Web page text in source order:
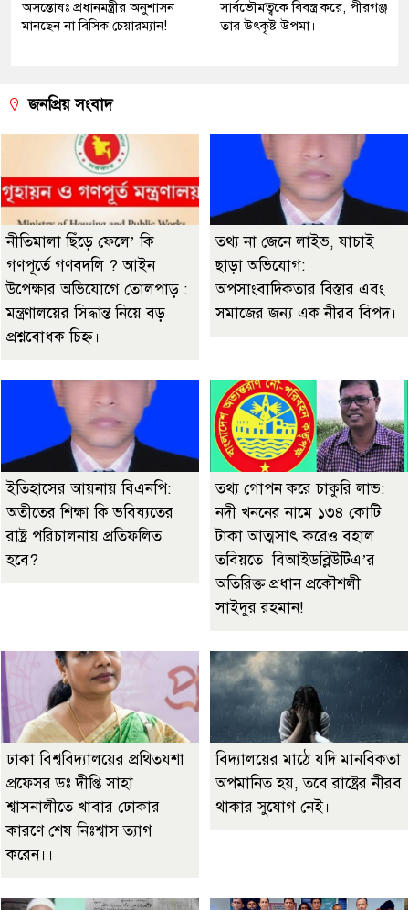
অসন্তোষঃ প্রধানমন্ত্রীর অনুশাসন
মানছেন না বিসিক চেয়ারম্যান!
সার্বভৌমত্বকে বিবস্ত্র করে, পীরগঞ্জ
তার উৎকৃষ্ট উপমা।
জনপ্রিয় সংবাদ
নীতিমালা ছিঁড়ে ফেলে’ কি
গণপূর্তে গণবদলি ? আইন
উপেক্ষার অভিযোগে তোলপাড় :
মন্ত্রণালয়ের সিদ্ধান্ত নিয়ে বড়
প্রশ্নবোধক চিহ্ন।
তথ্য না জেনে লাইভ, যাচাই
ছাড়া অভিযোগ:
অপসাংবাদিকতার বিস্তার এবং
সমাজের জন্য এক নীরব বিপদ।
ইতিহাসের আয়নায় বিএনপি:
অতীতের শিক্ষা কি ভবিষ্যতের
রাষ্ট্র পরিচালনায় প্রতিফলিত
হবে?
তথ্য গোপন করে চাকুরি লাভ:
নদী খননের নামে ১৩৪ কোটি
টাকা আত্মসাৎ করেও বহাল
তবিয়তে বিআইডব্লিউটিএ’র
অতিরিক্ত প্রধান প্রকৌশলী
সাইদুর রহমান!
ঢাকা বিশ্ববিদ্যালয়ের প্রথিতযশা
প্রফেসর ডঃ দীপ্তি সাহা
শ্বাসনালীতে খাবার ঢোকার
কারণে শেষ নিঃশ্বাস ত্যাগ
করেন।।
বিদ্যালয়ের মাঠে যদি মানবিকতা
অপমানিত হয়, তবে রাষ্ট্রের নীরব
থাকার সুযোগ নেই।